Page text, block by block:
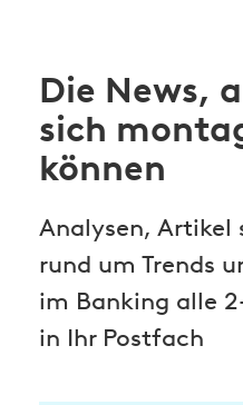
Die News,
sich
können
Analysen, Artikel
rund um Trends
im Banking alle
in Ihr Postfach